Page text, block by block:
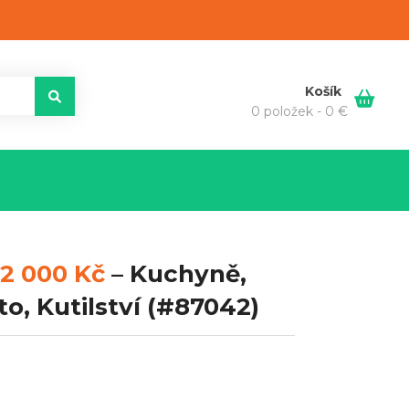
Košík
0 položek - 0 €
000 Kč– Kuchyně,
Kutilství(#87042)